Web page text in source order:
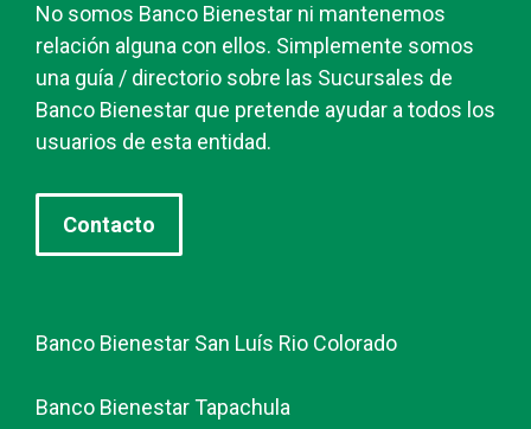
No somos Banco Bienestar ni mantenemos
relación alguna con ellos. Simplemente somos
una guía / directorio sobre las Sucursales de
Banco Bienestar que pretende ayudar a todos los
usuarios de esta entidad.
Contacto
Banco Bienestar San Luís Rio Colorado
Banco Bienestar Tapachula